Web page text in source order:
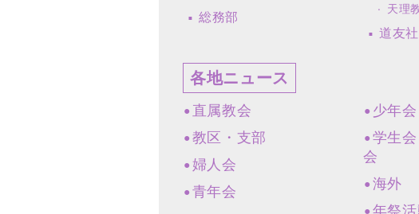
総務部
天理
道友社
各地ニュース
直属教会
教区・支部
婦人会
青年会
少年会
学生
会
海外
年祭